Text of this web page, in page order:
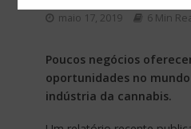
maio 17, 2019 6 Min
Poucos negócios
oportunidades no
indústria da cannabis.